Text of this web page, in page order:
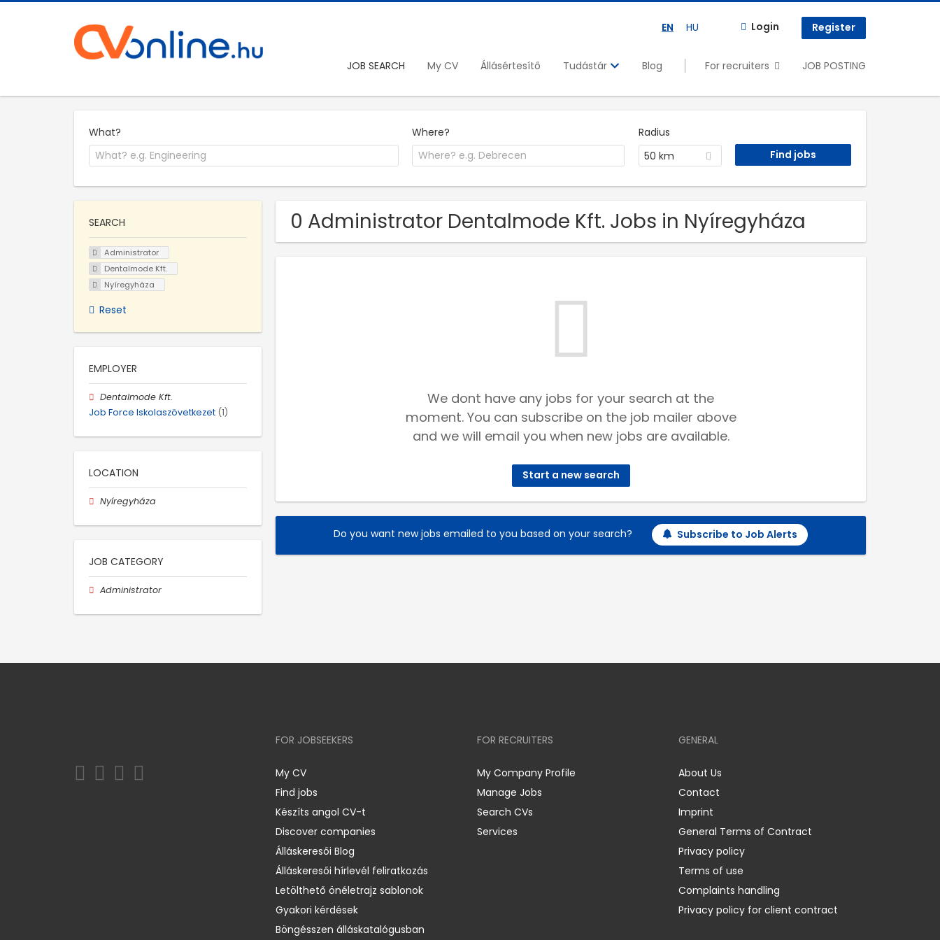
EN HU Login Register
JOB SEARCH My CV Állásértesítő Tudástár Blog For recruiters JOB POSTING
What? Where?
Radius
50 km
0 Administrator Dentalmode Kft. Jobs in Nyíregyháza
We dont have any jobs for your search at the
moment. You can subscribe on the job mailer above
and we will email you when new jobs are available.
Start a new search
Do you want new jobs emailed to you based on your search? Subscribe to Job Alerts
SEARCH
Administrator
Dentalmode Kft.
Nyíregyháza
Reset
EMPLOYER
Dentalmode Kft.
Job Force Iskolaszövetkezet (1)
LOCATION
Nyíregyháza
JOB CATEGORY
Administrator
FOR JOBSEEKERS
My CV
Find jobs
Készíts angol CV-t
Discover companies
Álláskeresői Blog
Álláskeresői hírlevél feliratkozás
Letölthető önéletrajz sablonok
Gyakori kérdések
Böngésszen álláskatalógusban
FOR RECRUITERS
My Company Profile
Manage Jobs
Search CVs
Services
GENERAL
About Us
Contact
Imprint
General Terms of Contract
Privacy policy
Terms of use
Complaints handling
Privacy policy for client contract